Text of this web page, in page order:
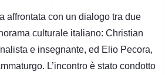
affrontata con un dialogo tra due
culturale italiano: Christian
e insegnante, ed Elio Pecora,
L’incontro è stato condotto